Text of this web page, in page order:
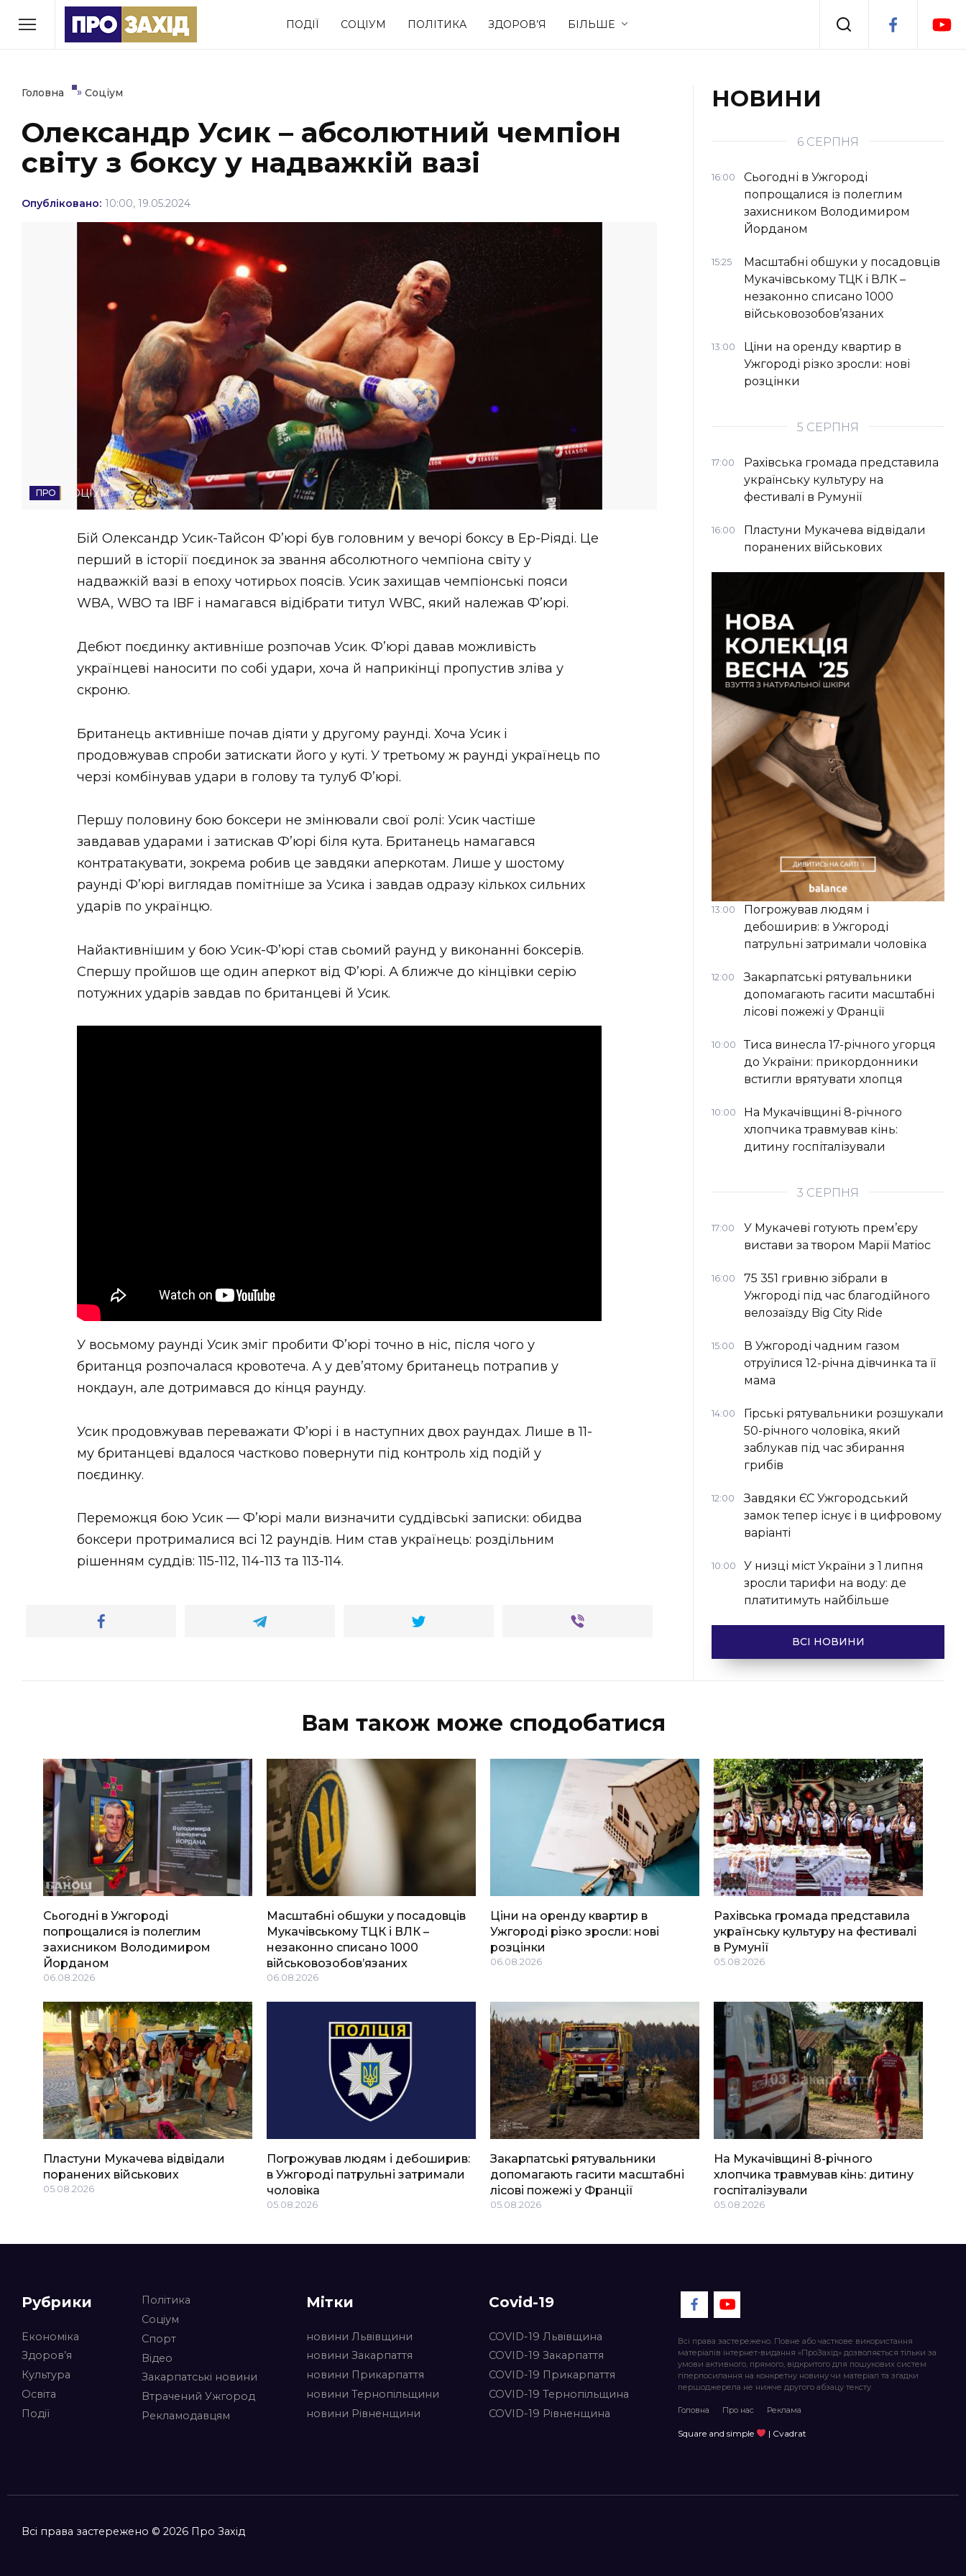
ПОДІЇ СОЦІУМ ПОЛІТИКА ЗДОРОВ’Я БІЛЬШЕ
РУБРИКИ
Економіка Події
Політика Соціум Спорт Стиль життя
Втрачений Ужгород
(відеоверсія)
ЗАКАРПАТСЬКІ НОВИНИ
НОВИНИ ЗАХІДНОЇ УКРАЇНИ
ВІДЕО
Головна » Соціум
Олександр Усик – абсолютний чемпіон
світу з боксу у надважкій вазі
Опубліковано: 10:00, 19.05.2024
СОЦІУМ
Бій Олександр Усик-Тайсон Ф’юрі був головним у вечорі боксу в Ер-Ріяді. Це
перший в історії поєдинок за звання абсолютного чемпіона світу у
надважкій вазі в епоху чотирьох поясів. Усик захищав чемпіонські пояси
WBA, WBO та IBF і намагався відібрати титул WBC, який належав Ф’юрі.
Дебют поєдинку активніше розпочав Усик. Ф’юрі давав можливість
українцеві наносити по собі удари, хоча й наприкінці пропустив зліва у
скроню.
Британець активніше почав діяти у другому раунді. Хоча Усик і
продовжував спроби затискати його у куті. У третьому ж раунді українець по
черзі комбінував удари в голову та тулуб Ф’юрі.
Першу половину бою боксери не змінювали свої ролі: Усик частіше
завдавав ударами і затискав Ф’юрі біля кута. Британець намагався
контратакувати, зокрема робив це завдяки аперкотам. Лише у шостому
раунді Ф’юрі виглядав помітніше за Усика і завдав одразу кількох сильних
ударів по українцю.
Найактивнішим у бою Усик-Ф’юрі став сьомий раунд у виконанні боксерів.
Спершу пройшов ще один аперкот від Ф’юрі. А ближче до кінцівки серію
потужних ударів завдав по британцеві й Усик.
У восьмому раунді Усик зміг пробити Ф’юрі точно в ніс, після чого у
британця розпочалася кровотеча. А у дев’ятому британець потрапив у
нокдаун, але дотримався до кінця раунду.
Усик продовжував переважати Ф’юрі і в наступних двох раундах. Лише в 11-
му британцеві вдалося частково повернути під контроль хід подій у
поєдинку.
Переможця бою Усик — Ф’юрі мали визначити суддівські записки: обидва
боксери протрималися всі 12 раундів. Ним став українець: роздільним
рішенням суддів: 115-112, 114-113 та 113-114.
НОВИНИ
6 СЕРПНЯ
16:00
Сьогодні в Ужгороді
попрощалися із полеглим
захисником Володимиром
Йорданом
15:25
Масштабні обшуки у посадовців
Мукачівському ТЦК і ВЛК –
незаконно списано 1000
військовозобов’язаних
13:00
Ціни на оренду квартир в
Ужгороді різко зросли: нові
розцінки
5 СЕРПНЯ
17:00
Рахівська громада представила
українську культуру на
фестивалі в Румунії
16:00
Пластуни Мукачева відвідали
поранених військових
13:00
Погрожував людям і
дебоширив: в Ужгороді
патрульні затримали чоловіка
12:00
Закарпатські рятувальники
допомагають гасити масштабні
лісові пожежі у Франції
10:00
Тиса винесла 17-річного угорця
до України: прикордонники
встигли врятувати хлопця
10:00
На Мукачівщині 8-річного
хлопчика травмував кінь:
дитину госпіталізували
3 СЕРПНЯ
17:00
У Мукачеві готують прем’єру
вистави за твором Марії Матіос
16:00
75 351 гривню зібрали в
Ужгороді під час благодійного
велозаїзду Big Сity Ride
15:00
В Ужгороді чадним газом
отруїлися 12-річна дівчинка та її
мама
14:00
Гірські рятувальники розшукали
50-річного чоловіка, який
заблукав під час збирання
грибів
12:00
Завдяки ЄС Ужгородський
замок тепер існує і в цифровому
варіанті
10:00
У низці міст України з 1 липня
зросли тарифи на воду: де
платитимуть найбільше
ВСІ НОВИНИ
Вам також може сподобатися
Сьогодні в Ужгороді
попрощалися із полеглим
захисником Володимиром
Йорданом
06.08.2026
Масштабні обшуки у посадовців
Мукачівському ТЦК і ВЛК –
незаконно списано 1000
військовозобов’язаних
06.08.2026
Ціни на оренду квартир в
Ужгороді різко зросли: нові
розцінки
06.08.2026
Рахівська громада представила
українську культуру на фестивалі
в Румунії
05.08.2026
Пластуни Мукачева відвідали
поранених військових
05.08.2026
Погрожував людям і дебоширив:
в Ужгороді патрульні затримали
чоловіка
05.08.2026
Закарпатські рятувальники
допомагають гасити масштабні
лісові пожежі у Франції
05.08.2026
На Мукачівщині 8-річного
хлопчика травмував кінь: дитину
госпіталізували
05.08.2026
Рубрики
Економіка
Здоров’я
Культура
Освіта
Події
Політика
Соціум
Спорт
Відео
Закарпатські новини
Втрачений Ужгород
Рекламодавцям
Мітки
новини Львівщини
новини Закарпаття
новини Прикарпаття
новини Тернопільщини
новини Рівненщини
Covid-19
COVID-19 Львівщина
COVID-19 Закарпаття
COVID-19 Прикарпаття
COVID-19 Тернопільщина
COVID-19 Рівненщина
Всі права застережено. Повне або часткове використання
матеріалів інтернет-видання «ПроЗахід» дозволяється тільки за
умови активного, прямого, відкритого для пошукових систем
гіперпосилання на конкретну новину чи матеріал та згадки
першоджерела не нижче другого абзацу тексту.
Головна Про нас Реклама
Square and simple | Cvadrat
Всі права застережено © 2026 Про Захід